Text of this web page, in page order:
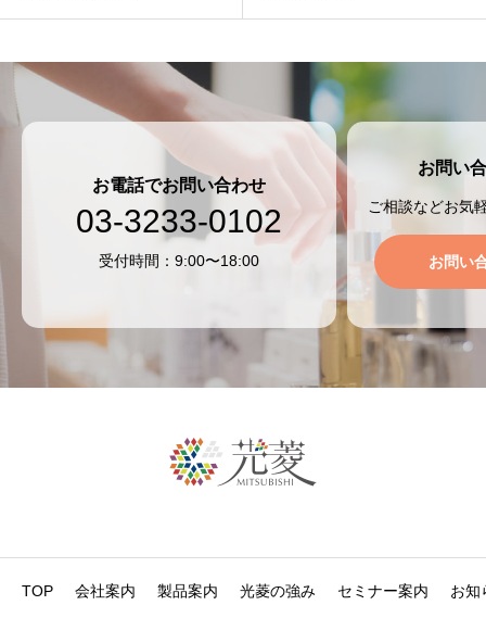
お電話でお問い合わせ
03-3233-0102
受付時間：9:00〜18:00
お問い
ご相談などお気
お問い
TOP 会社案内 製品案内 光菱の強み セミナー案内 お知